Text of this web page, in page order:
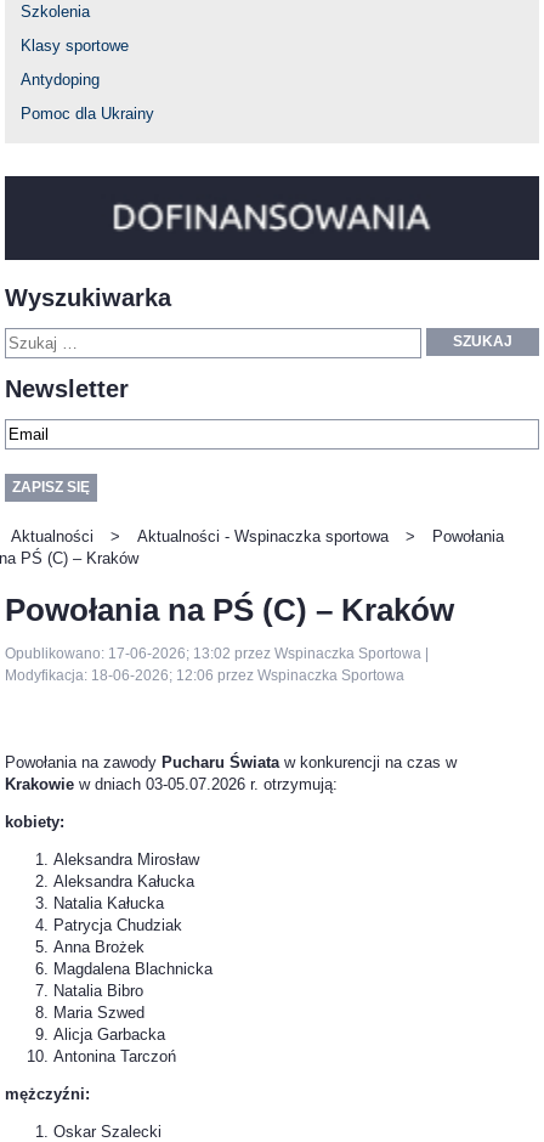
Szkolenia
Klasy sportowe
Antydoping
Pomoc dla Ukrainy
Wyszukiwarka
SZUKAJ
Newsletter
Aktualności > Aktualności - Wspinaczka sportowa >
Powołania
na PŚ (C) – Kraków
Powołania na PŚ (C) – Kraków
Opublikowano: 17-06-2026; 13:02 przez Wspinaczka Sportowa |
Modyfikacja: 18-06-2026; 12:06 przez Wspinaczka Sportowa
Powołania na zawodyPucharu Świata w konkurencji na czas w
Krakowie w dniach 03-05.07.2026 r. otrzymują:
kobiety:
Aleksandra Mirosław
Aleksandra Kałucka
Natalia Kałucka
Patrycja Chudziak
Anna Brożek
Magdalena Blachnicka
Natalia Bibro
Maria Szwed
Alicja Garbacka
Antonina Tarczoń
mężczyźni:
Oskar Szalecki